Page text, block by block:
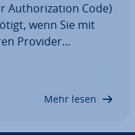
Aut­ho­riza­ti­on Code)
wenn Sie mit
Provider
Sie der re­gis­trier­te
Mehr lesen